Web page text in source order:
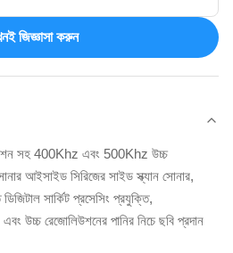
জিজ্ঞাসা করুন
সহ 400Khz এবং 500Khz উচ্চ
আইসাইড সিরিজের সাইড স্ক্যান সোনার,
সার্কিট প্রসেসিং প্রযুক্তি,
এবং উচ্চ রেজোলিউশনের পানির নিচে ছবি প্রদান